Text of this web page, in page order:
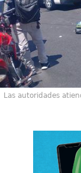
Las autoridades